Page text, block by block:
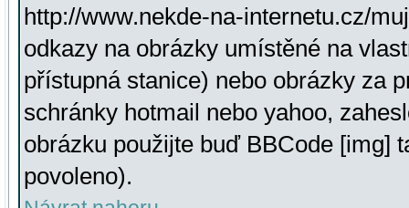
http://www.nekde-na-internetu.cz/
odkazy na obrázky umístěné na
přístupná stanice) nebo obrázky za
schránky hotmail nebo yahoo,
obrázku použijte buď BBCode [img]
povoleno).